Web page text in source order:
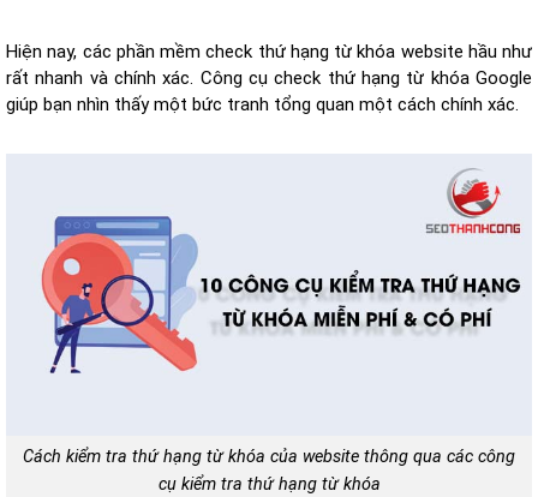
Hiện nay, các phần mềm check thứ hạng từ khóa website hầu như
rất nhanh và chính xác. Công cụ check thứ hạng từ khóa Google
giúp bạn nhìn thấy một bức tranh tổng quan một cách chính xác.
Cách kiểm tra thứ hạng từ khóa của website thông qua các công
cụ kiểm tra thứ hạng từ khóa